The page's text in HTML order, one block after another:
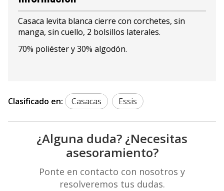
Casaca levita blanca cierre con corchetes, sin
manga, sin cuello, 2 bolsillos laterales.
70% poliéster y 30% algodón.
Clasificado en: Casacas Essis
¿Alguna duda? ¿Necesitas
asesoramiento?
Ponte en contacto con nosotros y
resolveremos tus dudas.